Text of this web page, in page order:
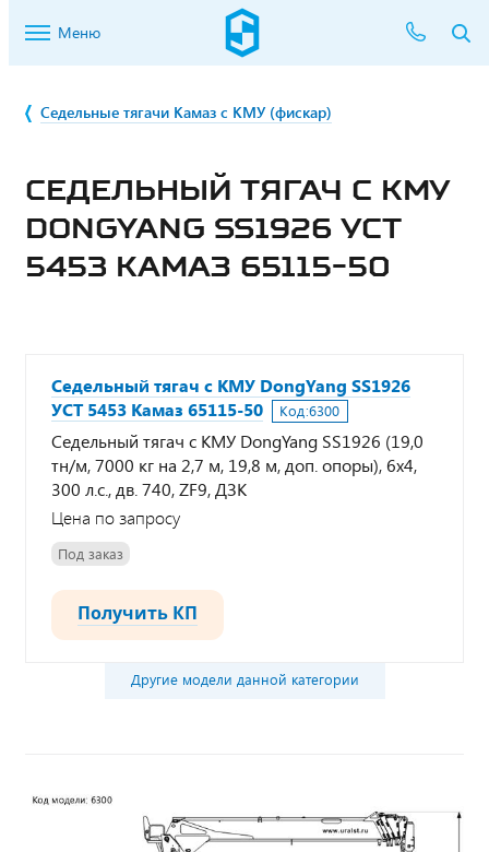
Меню
Седельные тягачи Камаз с КМУ (фискар)
СЕДЕЛЬНЫЙ ТЯГАЧ С КМУ
DONGYANG SS1926 УСТ
5453 КАМАЗ 65115-50
Седельный тягач с КМУ DongYang SS1926
УСТ 5453 Камаз 65115-50
Код:6300
Седельный тягач с КМУ DongYang SS1926 (19,0
тн/м, 7000 кг на 2,7 м, 19,8 м, доп. опоры), 6х4,
300 л.с., дв. 740, ZF9, ДЗК
Цена по запросу
Под заказ
Получить КП
Другие модели данной категории